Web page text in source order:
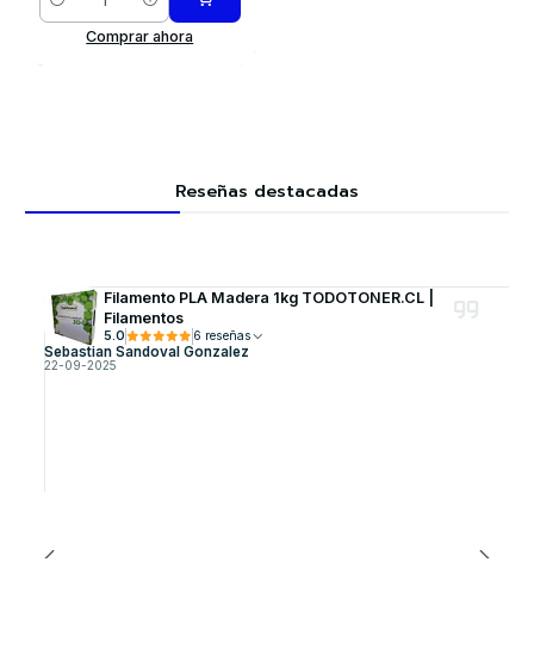
Cantidad
Comprar ahora
Reseñas destacadas
Filamento PLA Madera 1kg TODOTONER.CL |
Filamentos
5.0 6 reseñas
Sebastian Sandoval Gonzalez
22-09-2025